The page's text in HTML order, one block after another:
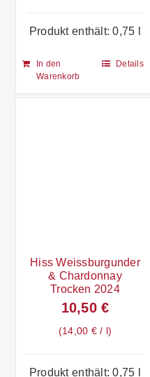
Produkt enthält: 0,75 l
In den
Warenkorb
Details
Hiss Weissburgunder
& Chardonnay
Trocken 2024
10,50€
14,00 €/ l
Produkt enthält: 0,75 l